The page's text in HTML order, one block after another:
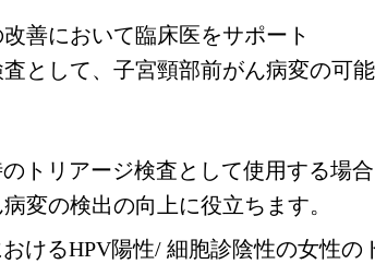
善において臨床医をサポート
として、子宮頸部前がん病変の可
トリアージ検査として使用する場
変の検出の向上に役立ちます。
けるHPV陽性/ 細胞診陰性の女性の